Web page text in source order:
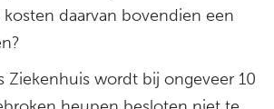
kosten daarvan bovendien een
Ziekenhuis wordt bij ongeveer 10